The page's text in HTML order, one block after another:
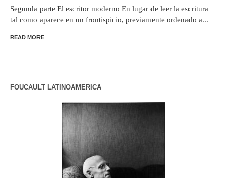
Segunda parte El escritor moderno En lugar de leer la escritura
tal como aparece en un frontispicio, previamente ordenado a...
READ MORE
FOUCAULT LATINOAMERICA